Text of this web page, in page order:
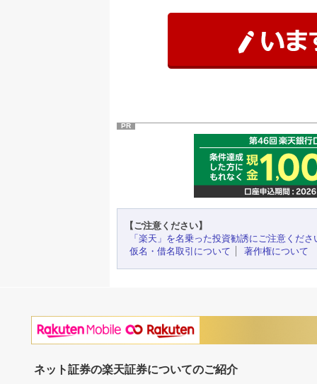
PR
【ご注意ください】
「楽天」を名乗った投資勧誘にご注意くださ
仮名・借名取引について
著作権について
ネット証券の楽天証券についてのご紹介